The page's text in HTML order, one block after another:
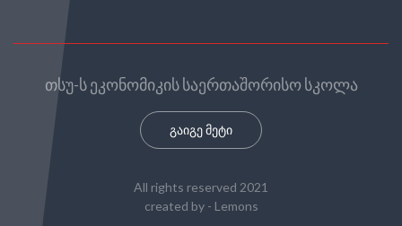
თსუ-ს ეკონომიკის საერთაშორისო სკოლა
გაიგე მეტი
All rights reserved 2021
created by - Lemons